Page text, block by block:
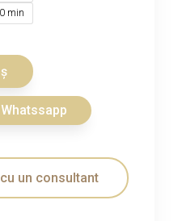
min
un consultant